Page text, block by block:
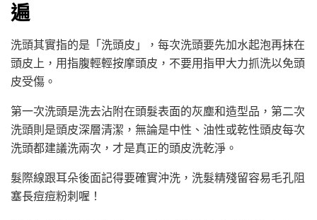
遍
洗頭其實指的是「洗頭皮」，每次洗頭要先加水起泡再抹在
頭皮上，用指腹輕輕按摩頭皮，不要用指甲大力抓洗以免頭
皮受傷。
第一次洗頭是洗去沾附在頭髮表面的灰塵和造型品，第二次
洗頭則是頭皮深層清潔，無論是中性、油性或乾性頭皮每次
洗頭都建議洗兩次，才是真正的頭皮洗乾淨。
髮際線跟耳朵後面記得要確實沖洗，洗髮精殘留容易毛孔阻
塞長痘痘粉刺喔！